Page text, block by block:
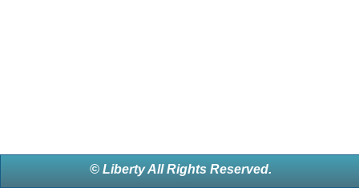
© Liberty All Rights Reserved.